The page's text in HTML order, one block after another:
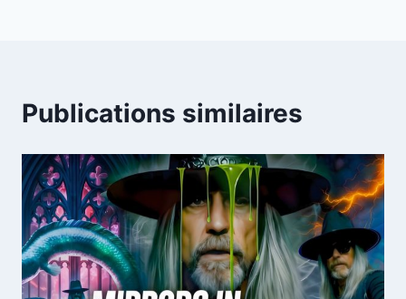
Publications similaires